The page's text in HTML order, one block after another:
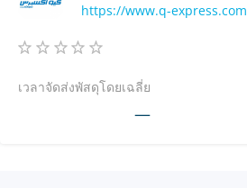
https://www.q-express.com
เวลาจัดส่งพัสดุโดยเฉลี่ย
—